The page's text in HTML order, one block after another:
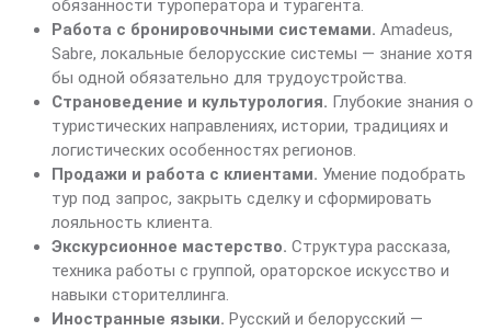
обязанности туроператора и турагента.
Работа с бронировочными системами. Amadeus,
Sabre, локальные белорусские системы — знание хотя
бы одной обязательно для трудоустройства.
Страноведение и культурология. Глубокие знания о
туристических направлениях, истории, традициях и
логистических особенностях регионов.
Продажи и работа с клиентами. Умение подобрать
тур под запрос, закрыть сделку и сформировать
лояльность клиента.
Экскурсионное мастерство. Структура рассказа,
техника работы с группой, ораторское искусство и
навыки сторителлинга.
Иностранные языки. Русский и белорусский —